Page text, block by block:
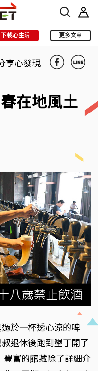
下載心生活 更多文章
享心發現
在地風土
於一杯透心涼的啤
退休後跑到墾丁開了
豐富的館藏除了詳細介